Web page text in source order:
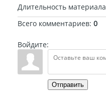
Длительность материала
Всего комментариев: 0
Войдите:
Отправить